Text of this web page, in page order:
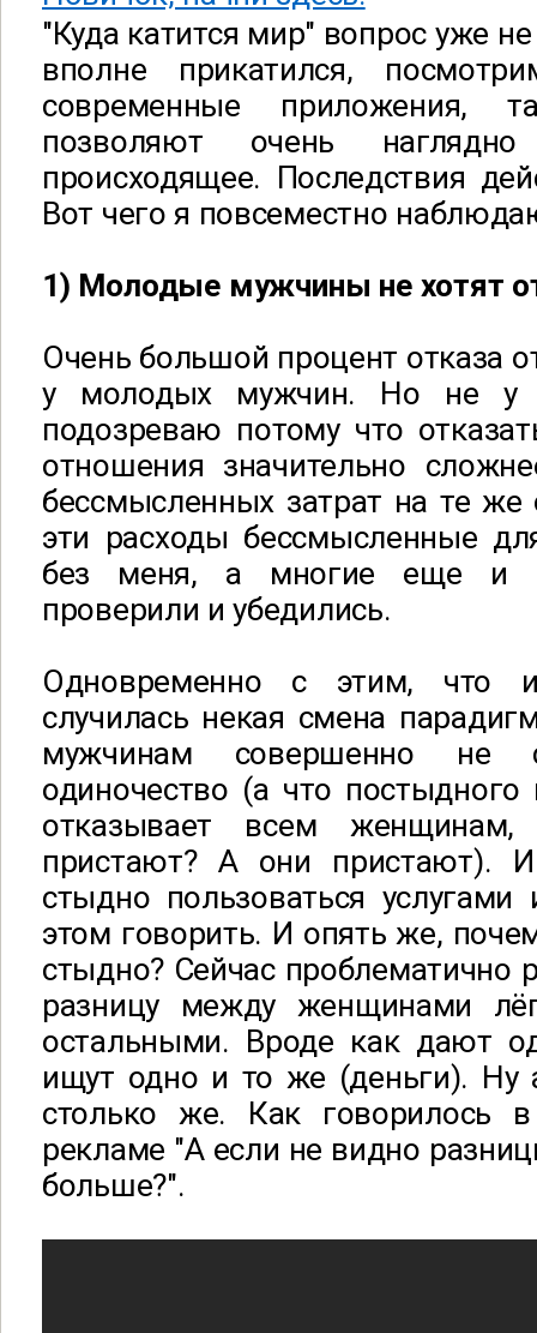
"Куда катится мир" вопрос уже
вполне прикатился,
современные приложения,
позволяют очень наглядно
происходящее. Последствия
Вот чего я повсеместно
1) Молодые мужчины не хотят
Очень большой процент отказа
у молодых мужчин. Но не у
подозреваю потому что
отношения значительно
бессмысленных затрат на те
эти расходы бессмысленные
без меня, а многие еще и
проверили и убедились.
Одновременно с этим, что
случилась некая смена
мужчинам совершенно не
одиночество (а что
отказывает всем
пристают? А они пристают).
стыдно пользоваться
этом говорить. И опять же,
стыдно? Сейчас проблематично
разницу между женщинами
остальными. Вроде как дают
ищут одно и то же (деньги).
столько же. Как говорилось в
рекламе "А если не видно
больше?".